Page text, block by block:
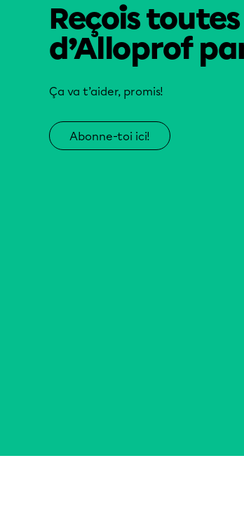
Reçois
d’Alloprof
Ça va t’aider, promis!
Abonne-toi ici!